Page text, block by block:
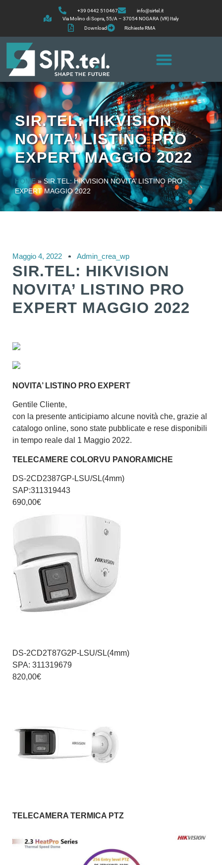
+39 0442 510467
info@sirtel.it
Via Molino di Sopra, 55/A – 37054 NOGARA (VR) Italy
Download
Richieste RMA
SIR.TEL: HIKVISION
NOVITA’ LISTINO PRO
EXPERT MAGGIO 2022
HOME»SIR.TEL: HIKVISION NOVITA’ LISTINO PRO
EXPERT MAGGIO 2022
Maggio 4, 2022 Admin_crea_wp
SIR.TEL: HIKVISION
NOVITA’ LISTINO PRO
EXPERT MAGGIO 2022
NOVITA’ LISTINO PRO EXPERT
Gentile Cliente,
con la presente anticipiamo alcune novità che, grazie al
catalogo online, sono state pubblicate e rese disponibili
in tempo reale dal 1 Maggio 2022.
TELECAMERE COLORVU PANORAMICHE
DS-2CD2387GP-LSU/SL(4mm)
SAP:311319443
690,00€
DS-2CD2T87G2P-LSU/SL(4mm)
SPA: 311319679
820,00€
TELECAMERA TERMICA PTZ